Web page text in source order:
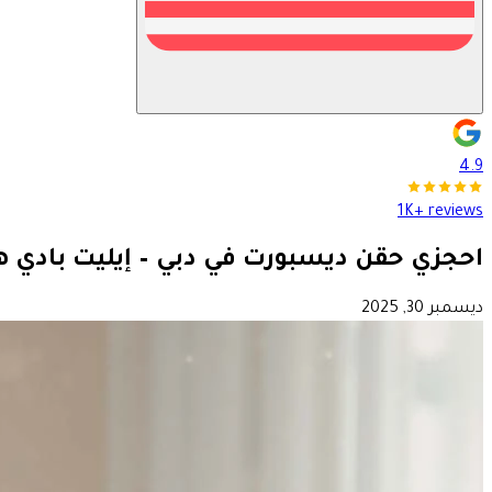
4.9
1K+ reviews
احجزي حقن ديسبورت في دبي – إيليت بادي
ديسمبر 30, 2025